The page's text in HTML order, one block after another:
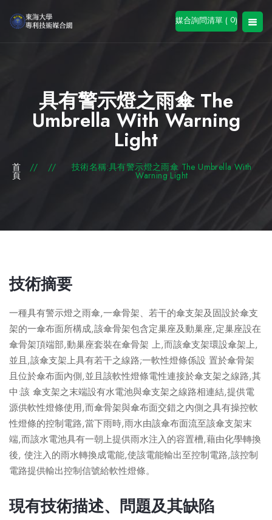
媒合詢問清單 ( 0)
具有警示燈之雨傘 The
Umbrella With Warning
Light
首
頁
// // 技術名稱:具有警示燈之雨傘 The Umbrella With
Warning Light
技術摘要
一種具有警示燈之雨傘,一傘骨架、若干的傘支架及固設於傘支
架的一傘布面所構成,該傘骨架包含定巢座及動巢座,定巢座設在
傘骨架頂端部,動巢座套裝在傘骨架 上,而該傘支架環設傘架上,
並且,該傘支架上具有若干之線路;一軟性燈條係設 置於傘骨架
且位於傘布面內側,並且該軟性燈條電性連接於傘支架之線路,其
中:該 傘支架之末端設有水電池與傘支架之線路相連結,提供電
源供軟性燈條使用,而傘骨架與傘布面交錯之內側之具有操控軟
性燈條的控制電路,當下雨時,雨水由該傘布面流至該傘支架末
端,而該水電池具有一朝上提供雨水注入的容置槽,藉由化學轉換
後, 使注入的雨水轉換成電能,使該電能輸出至控制電路,該控制
電路提供輸出控制信號給軟性燈條。
現有技術描述、問題及其缺陷